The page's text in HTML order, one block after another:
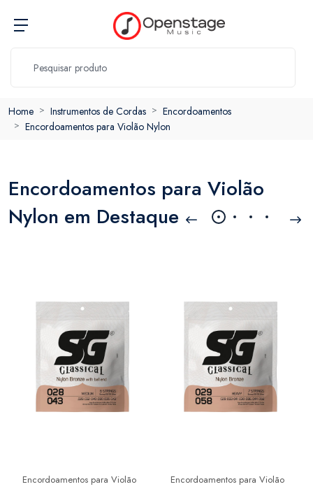
Home Instrumentos de Cordas
Encordoamentos
Encordoamentos para Violão Nylon
Encordoamentos para Violão
Nylon em Destaque
Encordoamentos para Violão
Encordoamentos para Violão